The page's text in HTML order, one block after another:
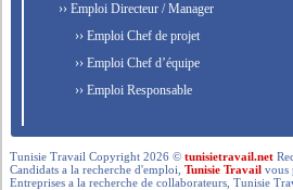
›› Emploi Directeur / Manager
›› Emploi Chef de projet
›› Emploi Chef d’équipe
›› Emploi Responsable
Tunisie Travail Copyright 2026 ©tunisietravail.net
Candidats a la recherche d'emploi,Tunisie Travail vous
Entreprises a la recherche de collaborateurs, Tunisie